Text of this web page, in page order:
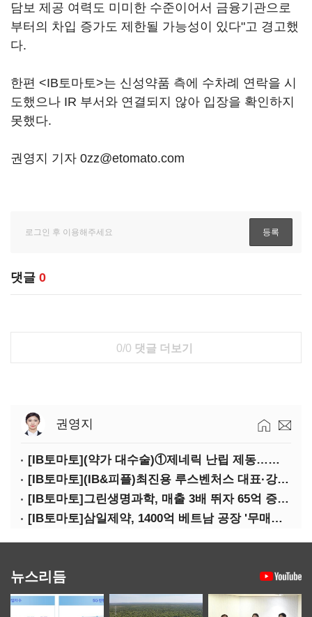
담보 제공 여력도 미미한 수준이어서 금융기관으로
부터의 차입 증가도 제한될 가능성이 있다"고 경고했
다.
한편 <IB토마토>는 신성약품 측에 수차례 연락을 시
도했으나 IR 부서와 연결되지 않아 입장을 확인하지
못했다.
권영지 기자 0zz@etomato.com
댓글 0
0/0 댓글 더보기
권영지
[IB토마토](약가 대수술)①제네릭 난립 제동…중소 제약사 수익성 비상
[IB토마토](IB&피플)최진용 루스벤처스 대표·강승순 이사
[IB토마토]그린생명과학, 매출 3배 뛰자 65억 증설…상위 2곳 의존도 82%
[IB토마토]삼일제약, 1400억 베트남 공장 '무매출'…한계기업 편입 위기
뉴스리듬